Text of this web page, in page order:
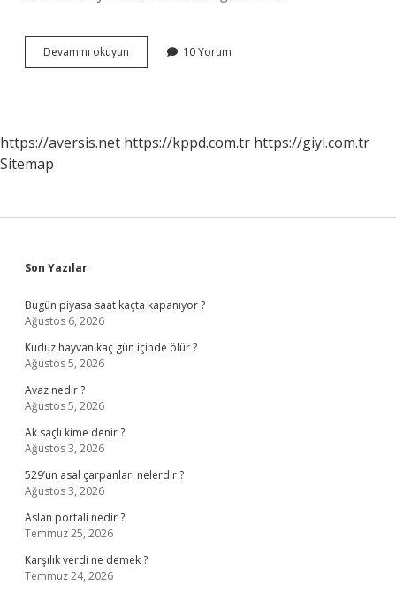
Devamını okuyun
Infaz
Puanla
10 Yorum
https://aversis.net https://kppd.com.tr https://giyi.com.tr
Sitemap
Sidebar
Son Yazılar
Bugün piyasa saat kaçta kapanıyor ?
Ağustos 6, 2026
Kuduz hayvan kaç gün içinde ölür ?
Ağustos 5, 2026
Avaz nedir ?
Ağustos 5, 2026
Ak saçlı kime denir ?
Ağustos 3, 2026
529’un asal çarpanları nelerdir ?
Ağustos 3, 2026
Aslan portali nedir ?
Temmuz 25, 2026
Karşılık verdi ne demek ?
Temmuz 24, 2026